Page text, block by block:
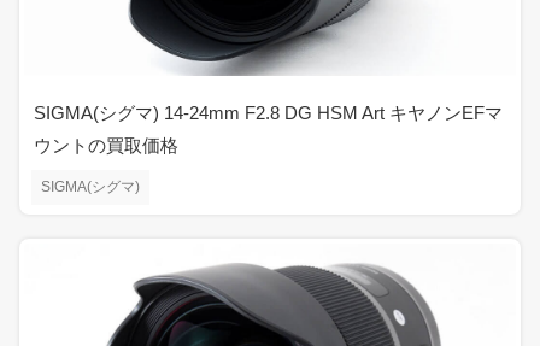
SIGMA(シグマ)
SIGMA(シグマ) 14-24mm F2.8 DG HSM Art キヤノンEFマ
ウントの買取価格